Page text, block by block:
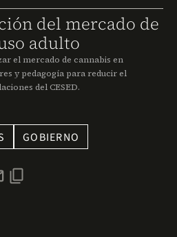
del mercado de
adulto
el mercado de cannabis en
y pedagogía para reducir el
del CESED.
GOBIERNO